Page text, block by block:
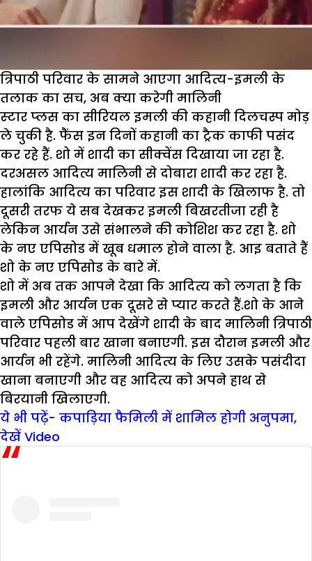
त्रिपाठी परिवार के सामने आएगा आदित्‍य-इमली के
तलाक का सच, अब क्या करेगी मालिनी
स्‍टार प्‍लस का सीरियल इमली की कहानी दिलचस्प मोड़
ले चुकी है. फैंस इन दिनों कहानी का ट्रैक काफी पसंद
कर रहे हैं. शो में शादी का सीक्वेंस दिखाया जा रहा है.
दरअसल आदित्य मालिनी से दोबारा शादी कर रहा है.
हालांकि आदित्य का परिवार इस शादी के खिलाफ है. तो
दूसरी तरफ ये सब देखकर इमली बिखरतीजा रही है
लेकिन आर्यन उसे संभालने की कोशिश कर रहा है. शो
के नए एपिसोड में खूब धमाल होने वाला है. आइ बताते हैं
शो के नए एपिसोड के बारे में.
शो में अब तक आपने देखा कि आदित्‍य को लगता है कि
इमली और आर्यन एक दूसरे से प्‍यार करते हैं.शो के आने
वाले एपिसोड में आप देखेंगे शादी के बाद मालिनी त्रिपाठी
परिवार पहली बार खाना बनाएगी. इस दौरान इमली और
आर्यन भी रहेंगे. मालिनी आदित्‍य के लिए उसके पसंदीदा
खाना बनाएगी और वह आदित्‍य को अपने हाथ से
बिरयानी खिलाएगी.
ये भी पढ़ें- कपाड़िया फैमिली में शामिल होगी अनुपमा,
देखें Video